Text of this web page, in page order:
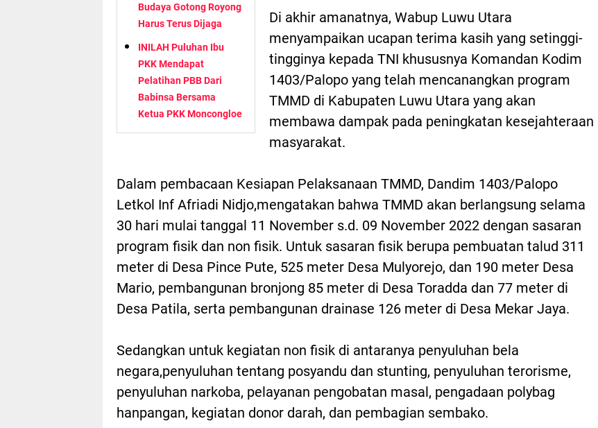
Budaya Gotong Royong
Harus Terus Dijaga
INILAH Puluhan Ibu
PKK Mendapat
Pelatihan PBB Dari
Babinsa Bersama
Ketua PKK Moncongloe
Di akhir amanatnya, Wabup Luwu Utara
menyampaikan ucapan terima kasih yang setinggi-
tingginya kepada TNI khususnya Komandan Kodim
1403/Palopo yang telah mencanangkan program
TMMD di Kabupaten Luwu Utara yang akan
membawa dampak pada peningkatan kesejahteraan
masyarakat.
Dalam pembacaan Kesiapan Pelaksanaan TMMD, Dandim 1403/Palopo
Letkol Inf Afriadi Nidjo,mengatakan bahwa TMMD akan berlangsung selama
30 hari mulai tanggal 11 November s.d. 09 November 2022 dengan sasaran
program fisik dan non fisik. Untuk sasaran fisik berupa pembuatan talud 311
meter di Desa Pince Pute, 525 meter Desa Mulyorejo, dan 190 meter Desa
Mario, pembangunan bronjong 85 meter di Desa Toradda dan 77 meter di
Desa Patila, serta pembangunan drainase 126 meter di Desa Mekar Jaya.
Sedangkan untuk kegiatan non fisik di antaranya penyuluhan bela
negara,penyuluhan tentang posyandu dan stunting, penyuluhan terorisme,
penyuluhan narkoba, pelayanan pengobatan masal, pengadaan polybag
hanpangan, kegiatan donor darah, dan pembagian sembako.